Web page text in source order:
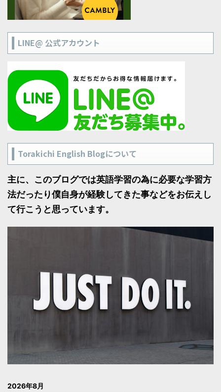
LINE@ 公式アカウント
Torakichi English Blogについて
主に、このブログでは英語学習の為に必要な学習方
法だったり僕自身が経験してきた事などをお伝えし
て行こうと思っています。
2026年8月